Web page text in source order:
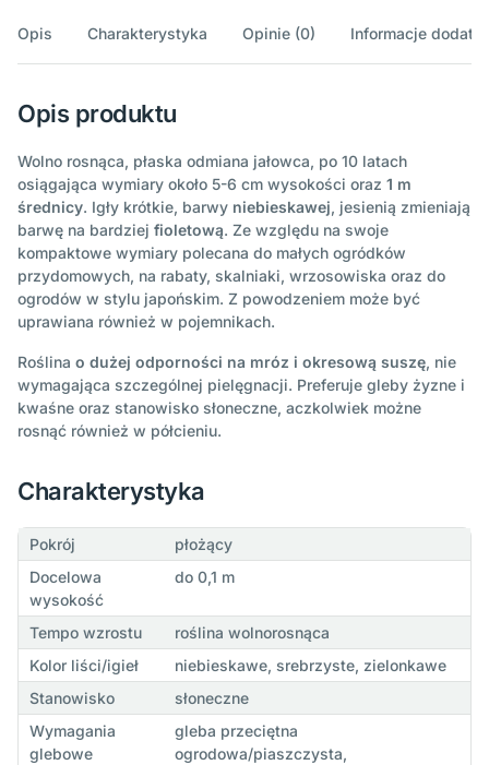
Opis Charakterystyka Opinie (0) Informacje
Opis produktu
Wolno rosnąca, płaska odmiana jałowca, po 10 latach
osiągająca wymiary około 5-6 cm wysokości oraz 1 m
średnicy. Igły krótkie, barwy niebieskawej, jesienią zmieniają
barwę na bardziej fioletową. Ze względu na swoje
kompaktowe wymiary polecana do małych ogródków
przydomowych, na rabaty, skalniaki, wrzosowiska oraz do
ogrodów w stylu japońskim. Z powodzeniem może być
uprawiana również w pojemnikach.
Roślina o dużej odporności na mróz i okresową suszę, nie
wymagająca szczególnej pielęgnacji. Preferuje gleby żyzne i
kwaśne oraz stanowisko słoneczne, aczkolwiek możne
rosnąć również w półcieniu.
Charakterystyka
Pokrój
płożący
Docelowa
wysokość
do 0,1 m
Tempo wzrostu
roślina wolnorosnąca
Kolor liści/igieł
niebieskawe, srebrzyste, zielonkawe
Stanowisko
słoneczne
Wymagania
glebowe
gleba przeciętna
ogrodowa/piaszczysta,